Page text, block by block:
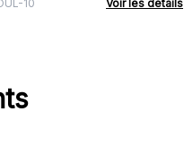
10 Voir les détails